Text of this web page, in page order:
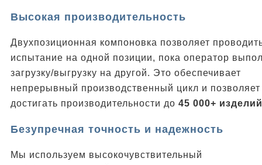
Высокая производительность
Двухпозиционная компоновка позволяет
испытание на одной позиции, пока оператор
загрузку/выгрузку на другой. Это обеспечивает
непрерывный производственный цикл и позволяет
достигать производительности до 45 000+
Безупречная точность и надежность
Мы используем высокочувствительный